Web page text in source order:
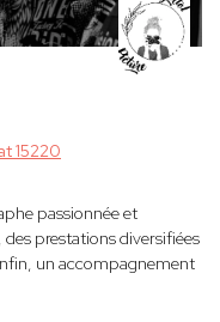
15220
passionnée et
prestations diversifiées
un accompagnement